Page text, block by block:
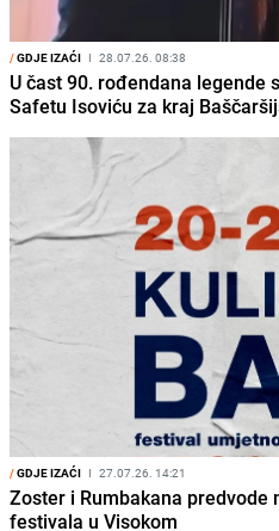
/GDJE IZAĆI I 28.07.26. 08:38
U čast 90. rođendana legende
Safetu Isoviću za kraj
/GDJE IZAĆI I 27.07.26. 14:21
Zoster i Rumbakana predvode
festivala u Visokom